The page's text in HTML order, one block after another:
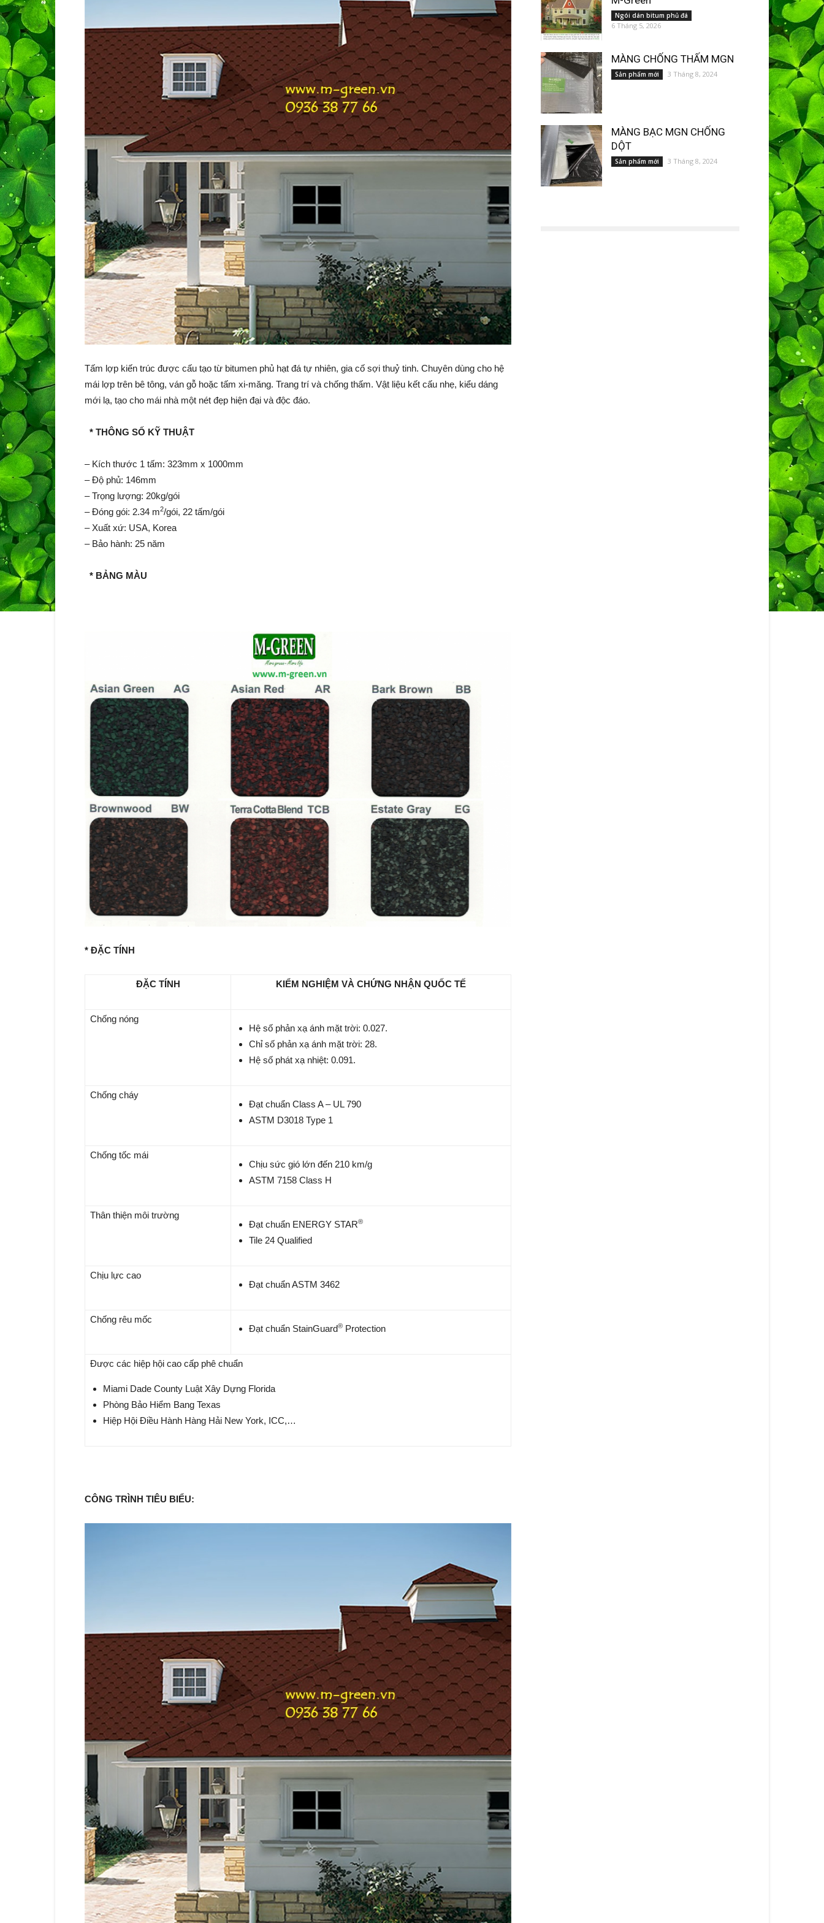
Tấm lợp kiến trúc được cấu tạo từ bitumen phủ hạt đá tự nhiên, gia cố sợi thuỷ tinh. Chuyên dùng cho hệ
mái lợp trên bê tông, ván gỗ hoặc tấm xi-măng. Trang trí và chống thấm. Vật liệu kết cấu nhẹ, kiểu dáng
mới lạ, tạo cho mái nhà một nét đẹp hiện đại và độc đáo.
* THÔNG SỐ KỸ THUẬT
– Kích thước 1 tấm: 323mm x 1000mm
– Độ phủ: 146mm
– Trọng lượng: 20kg/gói
– Đóng gói: 2.34 m2/gói, 22 tấm/gói
– Xuất xứ: USA, Korea
– Bảo hành: 25 năm
* BẢNG MÀU
* ĐẶC TÍNH
ĐẶC TÍNH KIỂM NGHIỆM VÀ CHỨNG NHẬN QUỐC TẾ
Chống nóng
Hệ số phản xạ ánh mặt trời: 0.027.
Chỉ số phản xạ ánh mặt trời: 28.
Hệ số phát xạ nhiệt: 0.091.
Chống cháy
Đạt chuẩn Class A – UL 790
ASTM D3018 Type 1
Chống tốc mái
Chịu sức gió lớn đến 210 km/g
ASTM 7158 Class H
Thân thiện môi trường
Đạt chuẩn ENERGY STAR®
Tile 24 Qualified
Chịu lực cao
Đạt chuẩn ASTM 3462
Chống rêu mốc
Đạt chuẩn StainGuard® Protection
Được các hiệp hội cao cấp phê chuẩn
Miami Dade County Luật Xây Dựng Florida
Phòng Bảo Hiểm Bang Texas
Hiệp Hội Điều Hành Hàng Hải New York, ICC,…
CÔNG TRÌNH TIÊU BIỂU:
Ngói dán bitum phủ đá
6 Tháng 5, 2026
MÀNG CHỐNG THẤM MGN
Sản phẩm mới 3 Tháng 8, 2024
MÀNG BẠC MGN CHỐNG
DỘT
Sản phẩm mới 3 Tháng 8, 2024